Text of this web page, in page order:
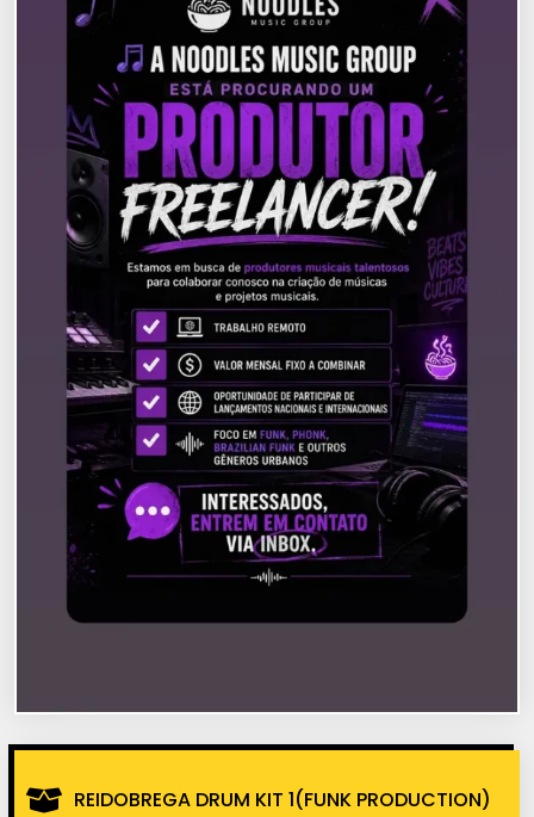
REIDOBREGA DRUM KIT 1(FUNK PRODUCTION)